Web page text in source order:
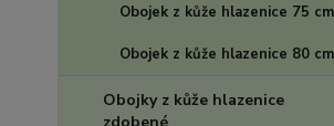
Obojek z kůže hlazenice 75 cm
Obojek z kůže hlazenice 80 cm
Obojky z kůže hlazenice
zdobené